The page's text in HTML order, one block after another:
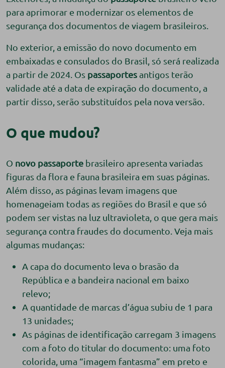
para aprimorar e modernizar os elementos de
segurança dos documentos de viagem brasileiros.
No exterior, a emissão do novo documento em
embaixadas e consulados do Brasil, só será realizada
a partir de 2024. Os passaportesantigos terão
validade até a data de expiração do documento, a
partir disso, serão substituídos pela nova versão.
O que mudou?
O novo passaporte brasileiro apresenta variadas
figuras da flora e fauna brasileira em suas páginas.
Além disso, as páginas levam imagens que
homenageiam todas as regiões do Brasil e que só
podem ser vistas na luz ultravioleta, o que gera mais
segurança contra fraudes do documento. Veja mais
algumas mudanças:
A capa do documento leva o brasão da
República e a bandeira nacional em baixo
relevo;
A quantidade de marcas d’água subiu de 1 para
13 unidades;
As páginas de identificação carregam 3 imagens
com a foto do titular do documento: uma foto
colorida, uma “imagem fantasma” em preto e